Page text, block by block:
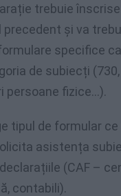
trebuie
și va
specifice
de subiecți
persoane fizice…).
tipul de formular ce
asistența
(CAF –
contabili).